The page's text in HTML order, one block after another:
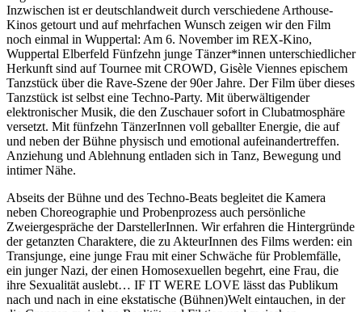
Inzwischen ist er deutschlandweit durch verschiedene Arthouse-
Kinos getourt und auf mehrfachen Wunsch zeigen wir den Film
noch einmal in Wuppertal: Am 6. November im REX-Kino,
Wuppertal Elberfeld Fünfzehn junge Tänzer*innen unterschiedlicher
Herkunft sind auf Tournee mit CROWD, Gisèle Viennes epischem
Tanzstück über die Rave-Szene der 90er Jahre. Der Film über dieses
Tanzstück ist selbst eine Techno-Party. Mit überwältigender
elektronischer Musik, die den Zuschauer sofort in Clubatmosphäre
versetzt. Mit fünfzehn TänzerInnen voll geballter Energie, die auf
und neben der Bühne physisch und emotional aufeinandertreffen.
Anziehung und Ablehnung entladen sich in Tanz, Bewegung und
intimer Nähe.
Abseits der Bühne und des Techno-Beats begleitet die Kamera
neben Choreographie und Probenprozess auch persönliche
Zweiergespräche der DarstellerInnen. Wir erfahren die Hintergründe
der getanzten Charaktere, die zu AkteurInnen des Films werden: ein
Transjunge, eine junge Frau mit einer Schwäche für Problemfälle,
ein junger Nazi, der einen Homosexuellen begehrt, eine Frau, die
ihre Sexualität auslebt… IF IT WERE LOVE lässt das Publikum
nach und nach in eine ekstatische (Bühnen)Welt eintauchen, in der